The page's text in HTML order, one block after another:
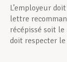
L’employeur
lettre
récépissé soit le
doit respecter le